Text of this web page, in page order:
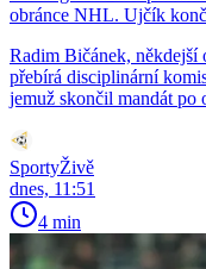
obránce NHL. Ujčík
Radim Bičánek, někdejší
přebírá disciplinární
jemuž skončil mandát po
SportyŽivě
dnes, 11:51
4 min